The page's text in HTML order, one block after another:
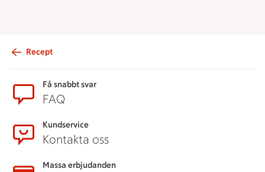
Recept
Få snabbt svar
FAQ
Kundservice
Kontakta oss
Massa erbjudanden